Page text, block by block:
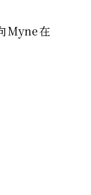
Myne在